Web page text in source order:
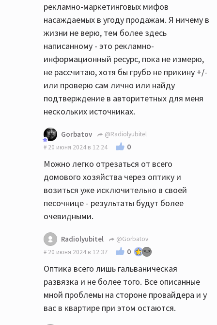
рекламно-маркетинговых мифов
насаждаемых в угоду продажам. Я ничему в
жизни не верю, тем более здесь
написанному - это рекламно-
информационный ресурс, пока не измерю,
не рассчитаю, хотя бы грубо не прикину +/-
или проверю сам лично или найду
подтверждение в авторитетных для меня
нескольких источниках.
Gorbatov
@Radiolyubitel
20 июня 2024 в 12:24
0
Можно легко отрезаться от всего
домового хозяйства через оптику и
возиться уже исключительно в своей
песочнице - результаты будут более
очевидными.
Radiolyubitel
@Gorbatov
20 июня 2024 в 12:37
0
Оптика всего лишь гальваническая
развязка и не более того. Все описанные
мной проблемы на стороне провайдера и у
вас в квартире при этом остаются.